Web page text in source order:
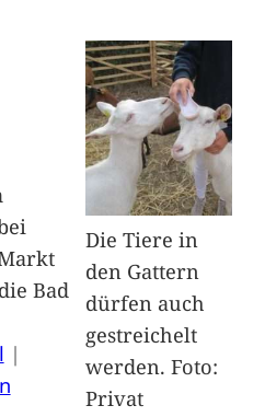
Bad
Die Tiere in
den Gattern
dürfen auch
gestreichelt
werden. Foto:
Privat